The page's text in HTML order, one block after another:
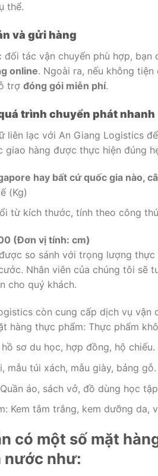
thể.
và gửi hàng
đối tác vận chuyển phù hợp,
online. Ngoài ra, nếu không
trợ đóng gói miễn phí.
trình chuyển phát nhanh
liên lạc với An Giang Logistics
giao hàng được thực hiện đúng
hay bất cứ quốc gia nào,
(Kg)
từ kích thước, tính theo công
(Đơn vị tính: cm)
so sánh với trọng lượng
Nhân viên của chúng tôi sẽ
cho quý khách.
còn cung cấp dịch vụ vận
hàng thực phẩm: Thực phẩm
sơ du học, hợp đồng, hộ chiếu.
mẫu túi xách, mẫu giày, bảng gỗ.
áo, sách vở, đồ dùng học
Kem tắm trắng, kem dưỡng da,
có một số mặt
nước như: